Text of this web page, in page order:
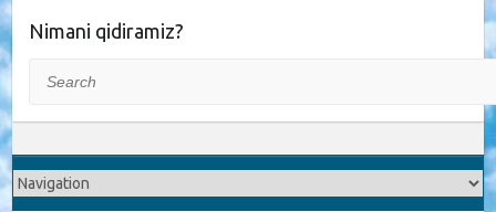
Nimani qidiramiz?